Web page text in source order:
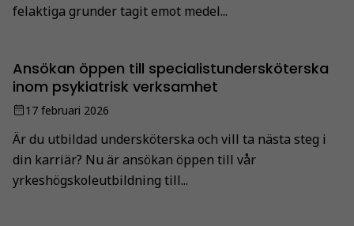
felaktiga grunder tagit emot medel...
Ansökan öppen till specialistundersköterska
inom psykiatrisk verksamhet
17 februari 2026
Är du utbildad undersköterska och vill ta nästa steg i
din karriär? Nu är ansökan öppen till vår
yrkeshögskoleutbildning till...